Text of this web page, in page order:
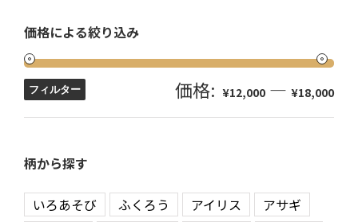
価格による絞り込み
フィルター 価格: ¥12,000 — ¥18,000
柄から探す
いろあそび ふくろう アイリス
アサギ